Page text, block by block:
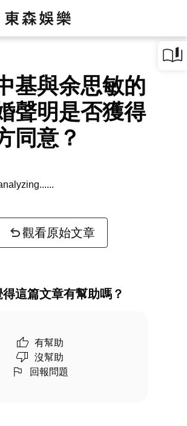
基與余思敏的
聲明是否獲得
同意？
觀看原始文章
這篇文章有幫助嗎？
有幫助
沒幫助
回報問題